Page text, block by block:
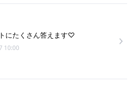
にたくさん答えます♡
10:00